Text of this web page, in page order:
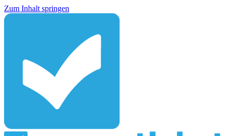
Zum Inhalt springen